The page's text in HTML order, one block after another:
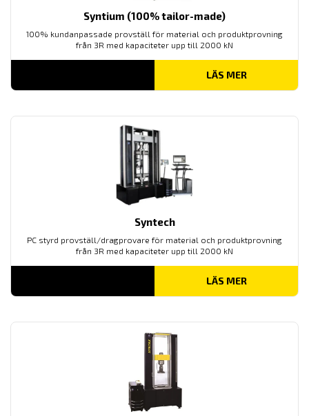
Syntium (100% tailor-made)
100% kundanpassade provställ för material och produktprovning
från 3R med kapaciteter upp till 2000 kN
LÄS MER
Syntech
PC styrd provställ/dragprovare för material och produktprovning
från 3R med kapaciteter upp till 2000 kN
LÄS MER